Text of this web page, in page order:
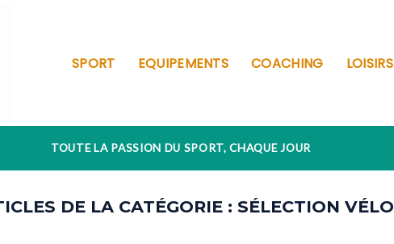
SPORT EQUIPEMENTS COACHING LOISIRS
TOUTE LA PASSION DU SPORT, CHAQUE JOUR
SÉLECTION VÉLO